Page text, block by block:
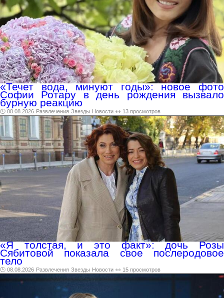
«Течет вода, минуют годы»: новое фото
Софии Ротару в день рождения вызвало
бурную реакцию
🕑 08.08.2026 Развлечения Звезды Новости 👀 13 просмотров
«Я толстая, и это факт»: дочь Розы
Сябитовой показала свое послеродовое
тело
🕑 08.08.2026 Развлечения Звезды Новости 👀 15 просмотров